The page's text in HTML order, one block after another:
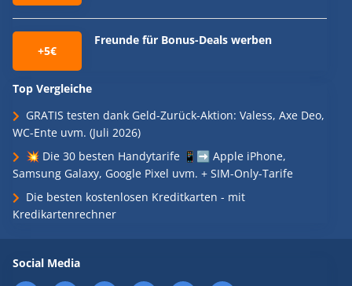
+5€
Freunde für Bonus-Deals werben
Top Vergleiche
GRATIS testen dank Geld-Zurück-Aktion: Valess, Axe Deo,
WC-Ente uvm. (Juli 2026)
💥 Die 30 besten Handytarife 📱➡️ Apple iPhone,
Samsung Galaxy, Google Pixel uvm. + SIM-Only-Tarife
Die besten kostenlosen Kreditkarten - mit
Kredikartenrechner
Social Media